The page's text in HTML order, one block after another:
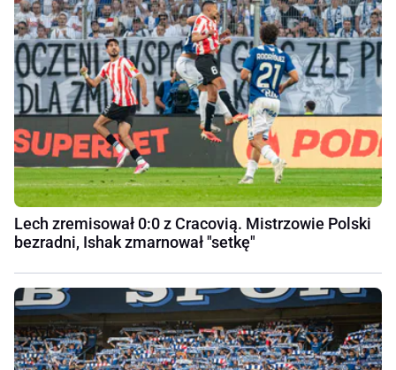
Lech zremisował 0:0 z Cracovią. Mistrzowie Polski
bezradni, Ishak zmarnował "setkę"